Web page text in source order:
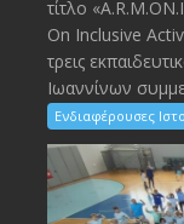
τίτλο
On Inclusive
τρεις
Ιωαννίνων
Ενδιαφέρουσες